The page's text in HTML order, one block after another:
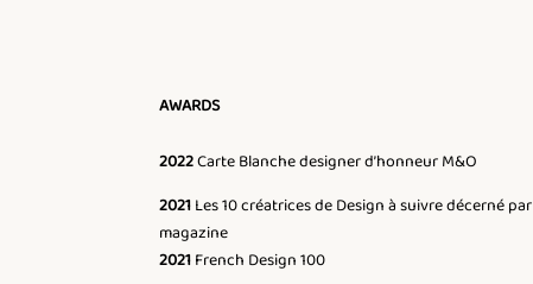
AWARDS
2022Carte Blanche designer d’honneur M&O
2021Les 10 créatrices de Design à suivre décerné
magazine
2021French Design 100